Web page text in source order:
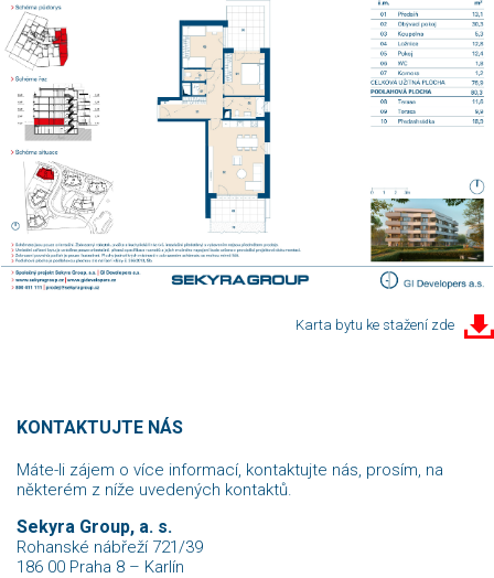
Karta bytu ke stažení zde
KONTAKTUJTE NÁS
Máte-li zájem o více informací, kontaktujte nás, prosím, na
některém z níže uvedených kontaktů.
Sekyra Group, a. s.
Rohanské nábřeží 721/39
186 00 Praha 8 – Karlín